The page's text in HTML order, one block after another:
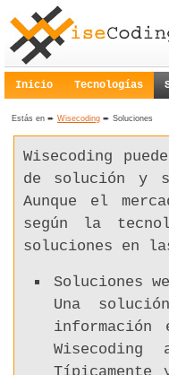
Inicio Tecnologías
Estás en ➨ Wisecoding ➨ Soluciones
Wisecoding
de solución y
Aunque el
según la
soluciones en
Soluciones
Una